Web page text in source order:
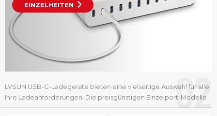
EINZELHEITEN
02
LVSUN USB-C-Ladegeräte bieten eine vielseitige Auswahl für alle
Ihre Ladeanforderungen. Die preisgünstigen Einzelport-Modelle
PD3.1/PD3.0 liefern 65 W bis 140 W und eignen sich somit perfekt